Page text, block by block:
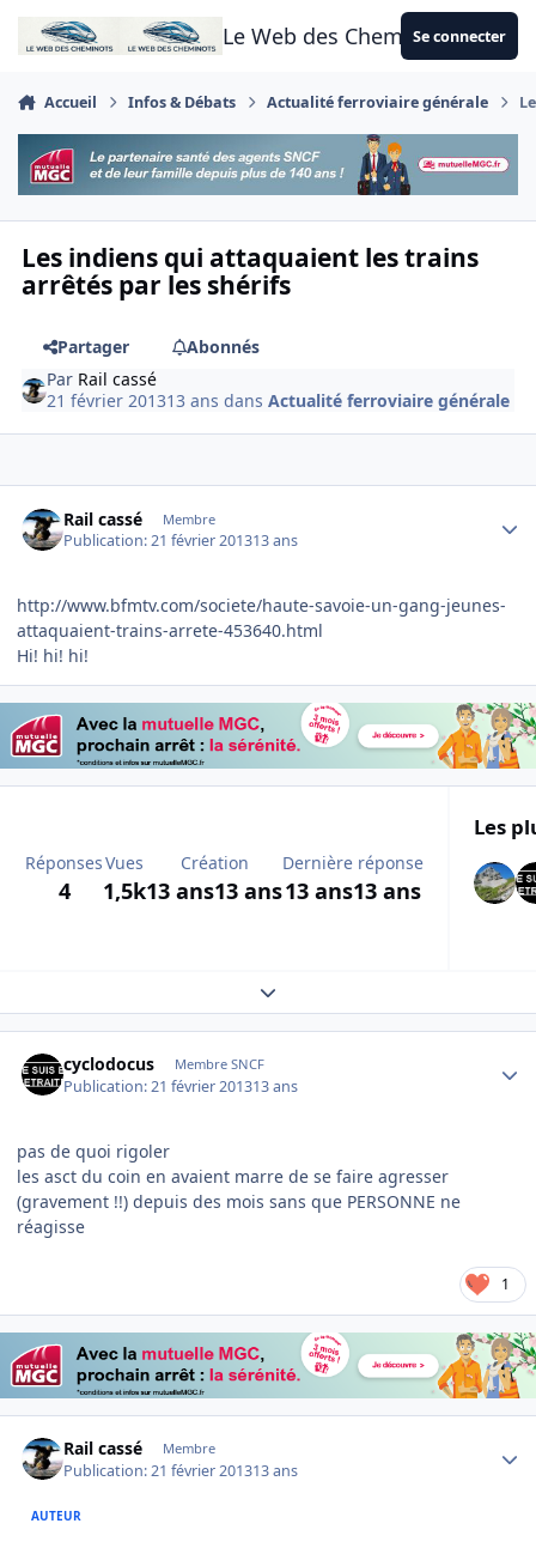
Aller au contenu
Le Web des CheminotsSe connecter
Accueil Infos & Débats Actualité ferroviaire générale
Les indiens qui attaquaient les trains
arrêtés par les shérifs
Partager
Abonnés
Par Rail cassé
21 février 201313 ans dansActualité ferroviaire générale
Rail cassé Membre
Publication:21 février 201313 ans
http://www.bfmtv.com/societe/haute-savoie-un-gang-jeunes-
attaquaient-trains-arrete-453640.html
Hi! hi! hi!
Réponses
4
Vues
1,5k
Création
13 ans13 ans
Dernière réponse
13 ans13 ans
Les
Expand topic overview
cyclodocus Membre SNCF
Publication:21 février 201313 ans
pas de quoi rigoler
les asct du coin en avaient marre de se faire agresser
(gravement !!) depuis des mois sans que PERSONNE ne
réagisse
1
Rail cassé Membre
Publication:21 février 201313 ans
AUTEUR